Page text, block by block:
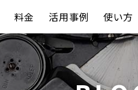
料金 活用事例 使い方